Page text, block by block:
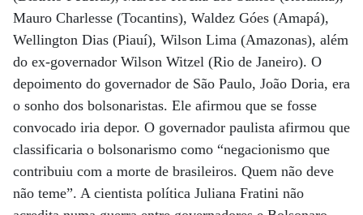
Mauro Charlesse (Tocantins), Waldez Góes (Amapá),
Wellington Dias (Piauí), Wilson Lima (Amazonas), além
do ex-governador Wilson Witzel (Rio de Janeiro). O
depoimento do governador de São Paulo, João Doria, era
o sonho dos bolsonaristas. Ele afirmou que se fosse
convocado iria depor. O governador paulista afirmou que
classificaria o bolsonarismo como “negacionismo que
contribuiu com a morte de brasileiros. Quem não deve
não teme”. A cientista política Juliana Fratini não